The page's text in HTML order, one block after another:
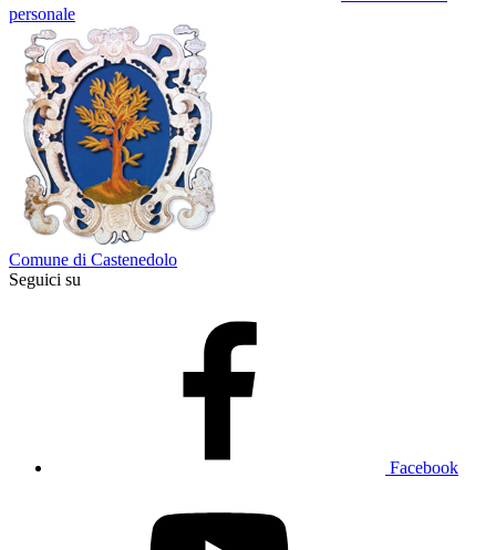
personale
Comune di Castenedolo
Seguici su
Facebook